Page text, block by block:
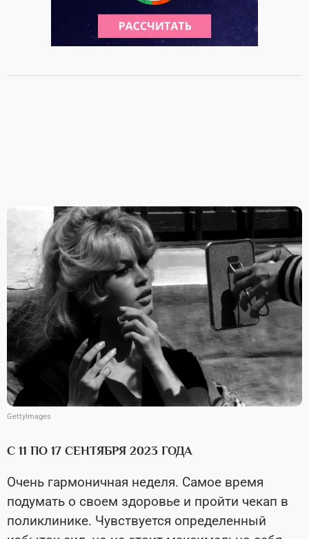
GettyImages
С 11 ПО 17 СЕНТЯБРЯ 2023 ГОДА
Очень гармоничная неделя. Самое время
подумать о своем здоровье и пройти чекап в
поликлинике. Чувствуется определенный